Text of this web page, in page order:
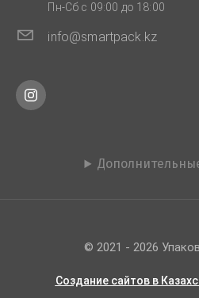
Пн-Сб с 09:00 до 18:00
info@smartpack.kz
© 2021 - 2026
Создание сайтов в